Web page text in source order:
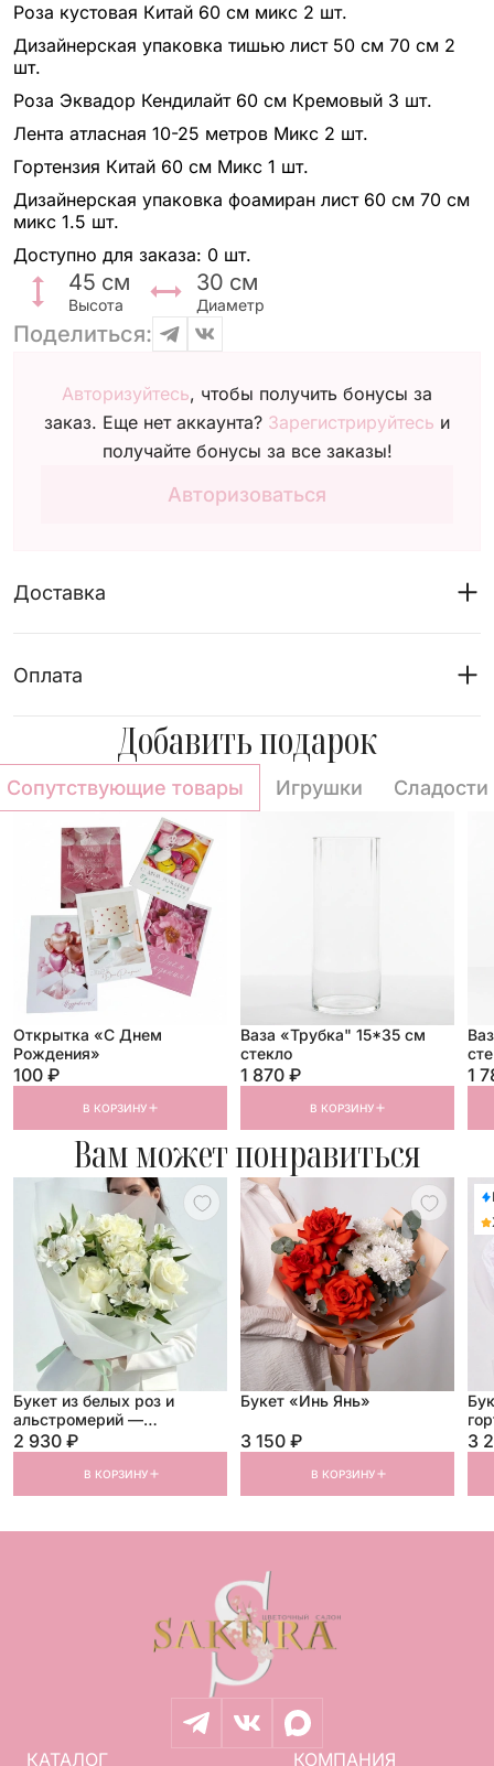
Роза кустовая Китай 60 см микс 2 шт.
Дизайнерская упаковка тишью лист 50 см 70 см 2
шт.
Роза Эквадор Кендилайт 60 см Кремовый 3 шт.
Лента атласная 10-25 метров Микс 2 шт.
Гортензия Китай 60 см Микс 1 шт.
Дизайнерская упаковка фоамиран лист 60 см 70 см
микс 1.5 шт.
Доступно для заказа: 0 шт.
45 см
Высота
30 см
Диаметр
Поделиться:
Авторизуйтесь, чтобы получить бонусы за
заказ. Еще нет аккаунта? Зарегистрируйтесь и
получайте бонусы за все заказы!
Авторизоваться
Доставка
Оплата
Добавить подарок
Сопутствующие товары Игрушки Сладости
Открытка «С Днем
Рождения»
100 ₽
В КОРЗИНУ
Ваза «Трубка" 15*35 см
стекло
1 870 ₽
В КОРЗИНУ
1
Вам может понравиться
Букет из белых роз и
альстромерий —
«Белоснежная гармония»
2 930 ₽
В КОРЗИНУ
Букет «Инь Янь»
3 150 ₽
В КОРЗИНУ
3
КАТАЛОГ КОМПАНИЯ